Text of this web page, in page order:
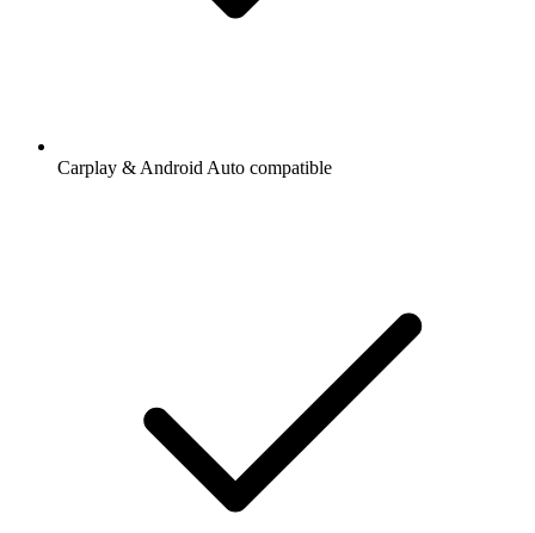
Carplay & Android Auto compatible